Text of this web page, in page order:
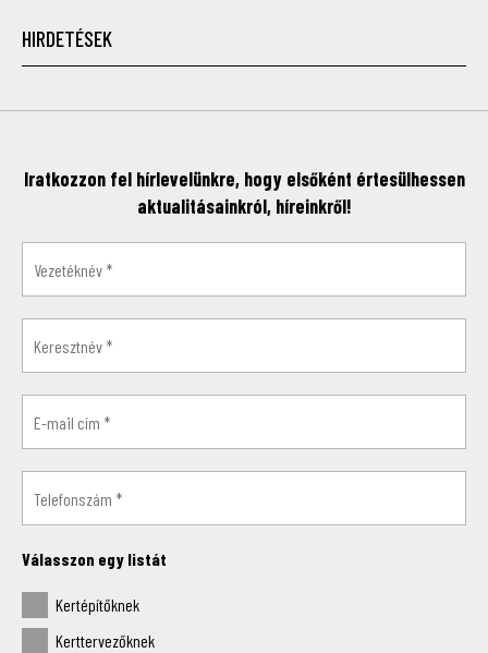
HIRDETÉSEK
Iratkozzon fel hírlevelünkre, hogy elsőként értesülhessen
aktualitásainkról, híreinkről!
Válasszon egy listát
Kertépítőknek
Kerttervezőknek